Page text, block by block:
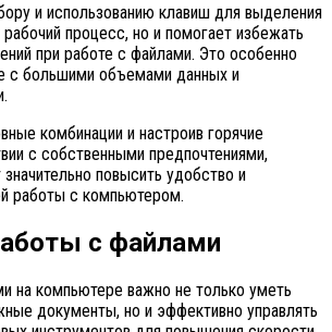
и использованию клавиш для выделения
процесс, но и помогает избежать
при работе с файлами. Это особенно
с большими объемами данных и
комбинации и настроив горячие
с собственными предпочтениями,
повысить удобство и
работы с компьютером.
с файлами
на компьютере важно не только уметь
документы, но и эффективно управлять